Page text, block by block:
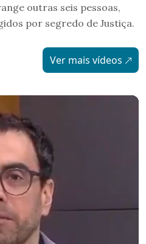
outras seis pessoas,
por segredo de Justiça.
Ver mais vídeos